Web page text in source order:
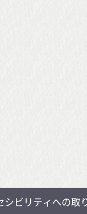
シビリティへの取